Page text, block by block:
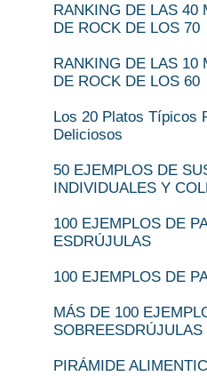
RANKING DE LAS 40
DE ROCK DE LOS 70
RANKING DE LAS 10
DE ROCK DE LOS 60
Los 20 Platos Típicos
Deliciosos
50 EJEMPLOS DE
INDIVIDUALES Y
100 EJEMPLOS DE
ESDRÚJULAS
100 EJEMPLOS DE
MÁS DE 100
SOBREESDRÚJULAS
PIRÁMIDE